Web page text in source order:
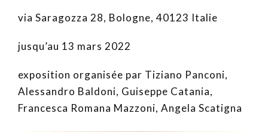
via Saragozza 28, Bologne, 40123 Italie
jusqu’au 13 mars 2022
exposition organisée par Tiziano Panconi,
Alessandro Baldoni, Guiseppe Catania,
Francesca Romana Mazzoni, Angela Scatigna